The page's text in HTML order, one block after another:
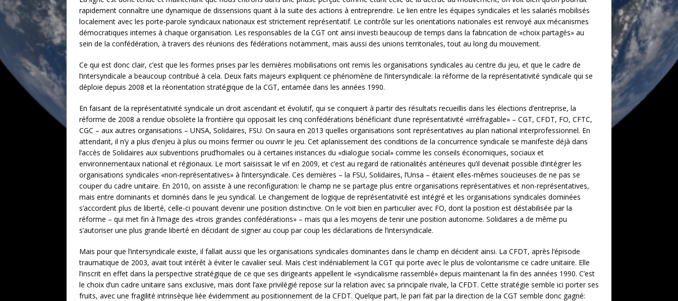
rapidement connaître une dynamique de dissensions quant à la suite des actions à entreprendre. Le lien entre les équipes syndicales et les salariés mobilisés
localement avec les porte-parole syndicaux nationaux est strictement représentatif. Le contrôle sur les orientations nationales est renvoyé aux mécanismes
démocratiques internes à chaque organisation. Les responsables de la CGT ont ainsi investi beaucoup de temps dans la fabrication de «choix partagés» au
sein de la confédération, à travers des réunions des fédérations notamment, mais aussi des unions territoriales, tout au long du mouvement.
Ce qui est donc clair, c’est que les formes prises par les dernières mobilisations ont remis les organisations syndicales au centre du jeu, et que le cadre de
l’intersyndicale a beaucoup contribué à cela. Deux faits majeurs expliquent ce phénomène de l’intersyndicale: la réforme de la représentativité syndicale qui se
déploie depuis 2008 et la réorientation stratégique de la CGT, entamée dans les années 1990.
En faisant de la représentativité syndicale un droit ascendant et évolutif, qui se conquiert à partir des résultats recueillis dans les élections d’entreprise, la
réforme de 2008 a rendue obsolète la frontière qui opposait les cinq confédérations bénéficiant d’une représentativité «irréfragable» – CGT, CFDT, FO, CFTC,
CGC – aux autres organisations – UNSA, Solidaires, FSU. On saura en 2013 quelles organisations sont représentatives au plan national interprofessionnel. En
attendant, il n’y a plus d’enjeu à plus ou moins fermer ou ouvrir le jeu. Cet aplanissement des conditions de la concurrence syndicale se manifeste déjà dans
l’accès de Solidaires aux subventions prud’homales ou à certaines instances du «dialogue social» comme les conseils économiques, sociaux et
environnementaux national et régionaux. Le mort saisissait le vif en 2009, et c’est au regard de rationalités antérieures qu’il devenait possible d’intégrer les
organisations syndicales «non-représentatives» à l’intersyndicale. Ces dernières – la FSU, Solidaires, l’Unsa – étaient elles-mêmes soucieuses de ne pas se
couper du cadre unitaire. En 2010, on assiste à une reconfiguration: le champ ne se partage plus entre organisations représentatives et non-représentatives,
mais entre dominants et dominés dans le jeu syndical. Le changement de logique de représentativité est intégré et les organisations syndicales dominées
s’accordent plus de liberté, celle-ci pouvant devenir une position distinctive. On le voit bien en particulier avec FO, dont la position est déstabilisée par la
réforme – qui met fin à l’image des «trois grandes confédérations» – mais qui a les moyens de tenir une position autonome. Solidaires a de même pu
s’autoriser une plus grande liberté en décidant de signer au coup par coup les déclarations de l’intersyndicale.
Mais pour que l’intersyndicale existe, il fallait aussi que les organisations syndicales dominantes dans le champ en décident ainsi. La CFDT, après l’épisode
traumatique de 2003, avait tout intérêt à éviter le cavalier seul. Mais c’est indéniablement la CGT qui porte avec le plus de volontarisme ce cadre unitaire. Elle
l’inscrit en effet dans la perspective stratégique de ce que ses dirigeants appellent le «syndicalisme rassemblé» depuis maintenant la fin des années 1990. C’est
le choix d’un cadre unitaire sans exclusive, mais dont l’axe privilégié repose sur la relation avec sa principale rivale, la CFDT. Cette stratégie semble ici porter ses
fruits, avec une fragilité intrinsèque liée évidemment au positionnement de la CFDT. Quelque part, le pari fait par la direction de la CGT semble donc gagné: